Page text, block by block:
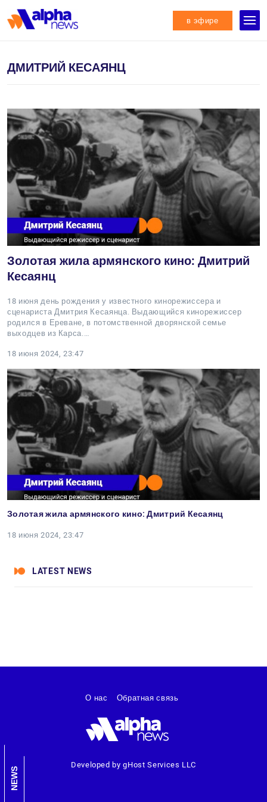
в эфире
ДМИТРИЙ КЕСАЯНЦ
Золотая жила армянского кино: Дмитрий
Кесаянц
18 июня день рождения у известного кинорежиссера и
сценариста Дмитрия Кесаянца. Выдающийся кинорежиссер
родился в Ереване, в потомственной дворянской семье
выходцев из Карса.…
18 июня 2024, 23:47
Золотая жила армянского кино: Дмитрий Кесаянц
18 июня 2024, 23:47
LATEST NEWS
NEWS
Developed by gHost Services LLC
О нас Обратная связь